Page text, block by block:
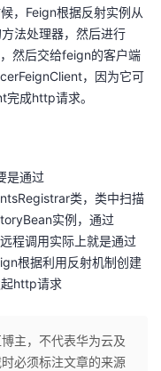
，Feign根据反射实例从
法处理器，然后进行
然后交给feign的客户端
，因为它可
成http请求。
是通过
类，类中扫描
实例，通过
程调用实际上就是通过
根据利用反射机制创建
http请求
主，不代表华为云及
必须标注文章的来源